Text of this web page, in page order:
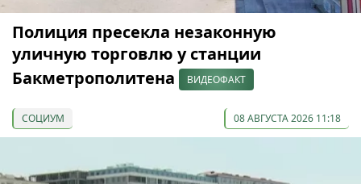
Полиция пресекла незаконную
уличную торговлю у станции
Бакметрополитена
ВИДЕОФАКТ
СОЦИУМ 08 АВГУСТА 2026 11:18